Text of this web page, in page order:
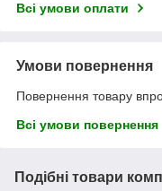
Всі умови оплати
Умови повернення
Повернення товару
Всі умови повернення
Подібні товари